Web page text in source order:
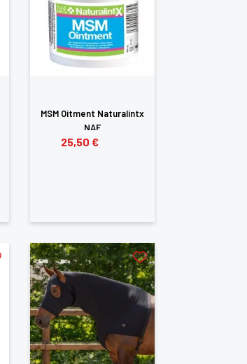
MSM Oitment Naturalintx
NAF
25,50 €